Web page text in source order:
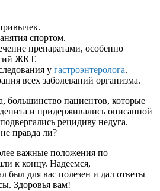
спортом.
препаратами, особенно
ЖКТ.
у гастроэнтеролога.
всех заболеваний организма.
большинство пациентов, которые
и придерживались описанной
рецидиву недуга.
правда ли?
важные положения по
к концу. Надеемся,
был для вас полезен и дал ответы
Здоровья вам!